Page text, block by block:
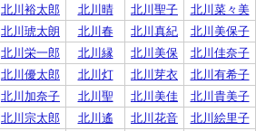
北川裕太郎 北川晴 北川聖子
北川菜々美
北川琥太朗 北川春 北川真紀
北川美保子
北川栄一郎 北川縁 北川美保
北川佳奈子
北川優太郎 北川灯 北川芽衣
北川有希子
北川加奈子 北川聖 北川美佳
北川貴美子
北川宗太郎 北川遙 北川花音
北川絵里子